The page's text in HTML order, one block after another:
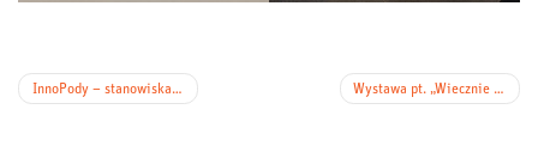
Nawigacja
InnoPody – stanowiska do pracy indywidualnej w CINiB-ie! Wystawa pt. „Wiecznie siebie nowego głodnym (…) – Bolesław Leśmian 1877–1937”